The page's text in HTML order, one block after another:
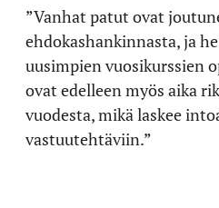
”Vanhat patut ovat
ehdokashankinnasta, ja
uusimpien vuosikurssien
ovat edelleen myös aika
vuodesta, mikä laskee
vastuutehtäviin.”